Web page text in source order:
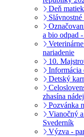
Deň
a bio odpad
nariadenie
10.
Informácia
Detský
zhasína
Pozvánka
Vianočný
Svederník
Výzva -